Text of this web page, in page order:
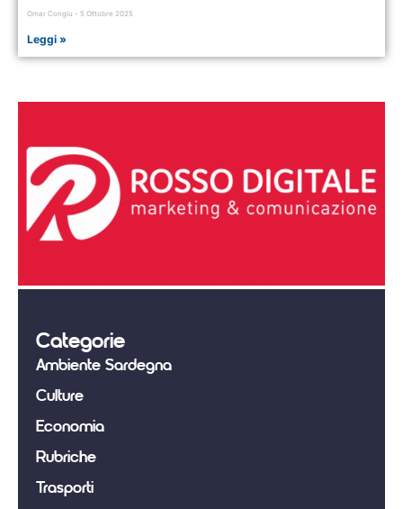
Omar Congiu 5 Ottobre 2025
Leggi »
Categorie
Ambiente Sardegna
Culture
Economia
Rubriche
Trasporti